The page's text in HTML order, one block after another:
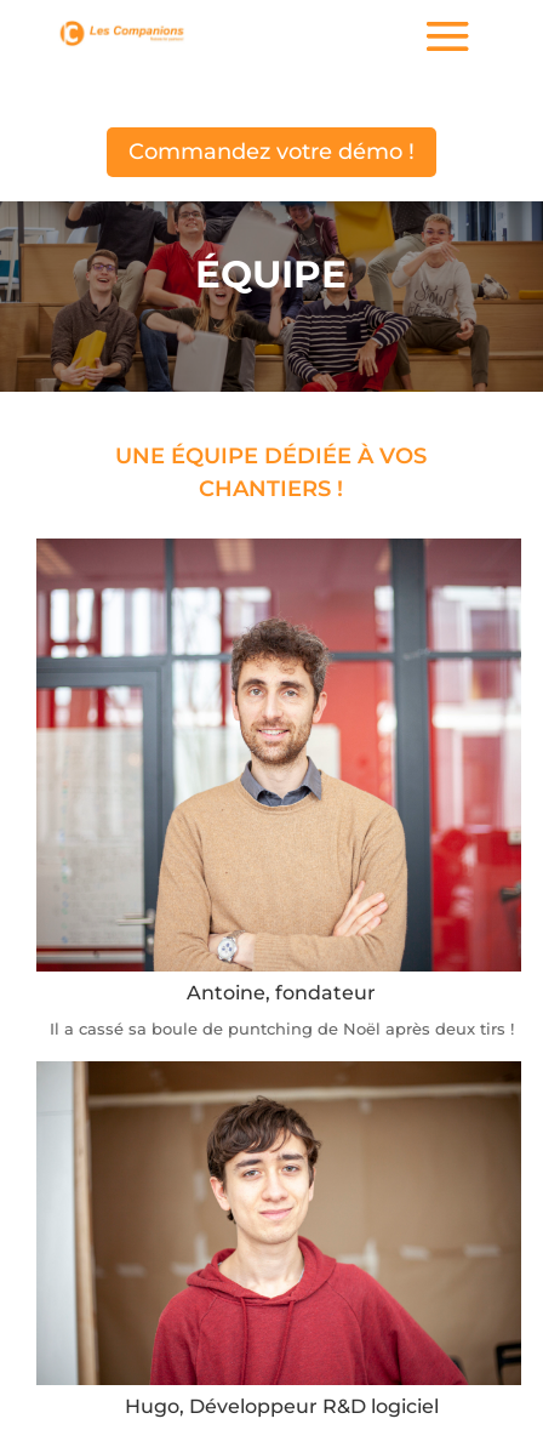
Commandez votre démo !
ÉQUIPE
UNE ÉQUIPE DÉDIÉE À VOS
CHANTIERS !
Antoine, fondateur
Il a cassé sa boule de puntching de Noël après deux tirs !
Hugo, Développeur R&D logiciel